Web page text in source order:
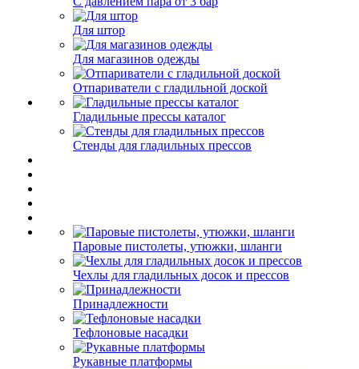
Для штор
Для магазинов одежды
Отпариватели с гладильной доской
Гладильные прессы каталог
Стенды для гладильных прессов
Паровые пистолеты, утюжки, шланги
Чехлы для гладильных досок и прессов
Принадлежности
Тефлоновые насадки
Рукавные платформы